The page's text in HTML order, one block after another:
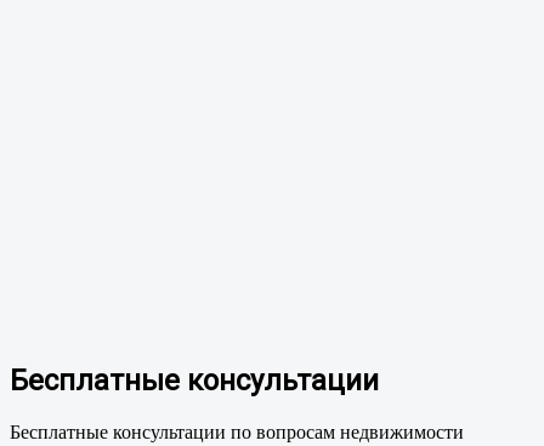
Бесплатные консультации
Бесплатные консультации по вопросам недвижимости